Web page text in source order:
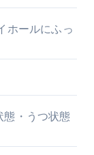
ホールにふっ
態・うつ状態